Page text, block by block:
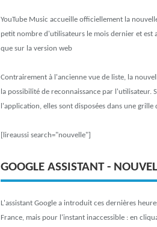
YouTube Music accueille officiellement la
petit nombre d'utilisateurs le mois dernier et est
que sur la version web
Contrairement à l'ancienne vue de liste, la
la possibilité de reconnaissance par l'utilisateur.
l'application, elles sont disposées dans une grille
[lireaussi search="nouvelle"]
GOOGLE ASSISTANT -
L'assistant Google a introduit ces dernières
France, mais pour l'instant inaccessible : en